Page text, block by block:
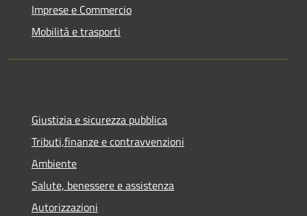
Imprese e Commercio
Mobilità e trasporti
Giustizia e sicurezza pubblica
Tributi,finanze e contravvenzioni
Ambiente
Salute, benessere e assistenza
Autorizzazioni